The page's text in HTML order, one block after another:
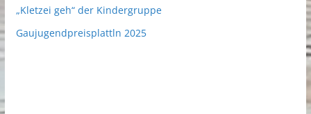
„Kletzei geh“ der Kindergruppe
Gaujugendpreisplattln 2025